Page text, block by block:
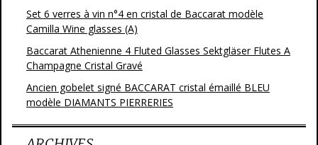
Set 6 verres à vin n°4 en cristal de Baccarat modèle
Camilla Wine glasses (A)
Baccarat Athenienne 4 Fluted Glasses Sektgläser Flutes A
Champagne Cristal Gravé
Ancien gobelet signé BACCARAT cristal émaillé BLEU
modèle DIAMANTS PIERRERIES